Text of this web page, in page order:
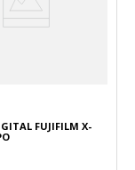
FUJIFILM X-